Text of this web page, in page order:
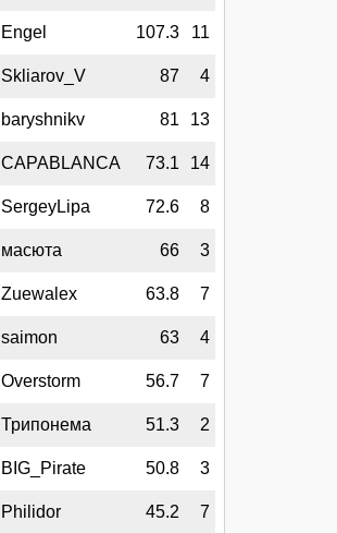
Engel 107.3 11
Skliarov_V 87 4
baryshnikv 81 13
CAPABLANCA 73.1 14
SergeyLipa 72.6 8
масюта 66 3
Zuewalex 63.8 7
saimon 63 4
Overstorm 56.7 7
Трипонема 51.3 2
BIG_Pirate 50.8 3
Philidor 45.2 7